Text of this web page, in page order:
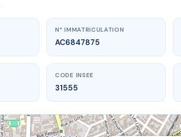
N° IMMATRICULATION
AC6847875
CODE INSEE
31555